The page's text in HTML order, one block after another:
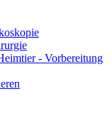
- Vorbereitung